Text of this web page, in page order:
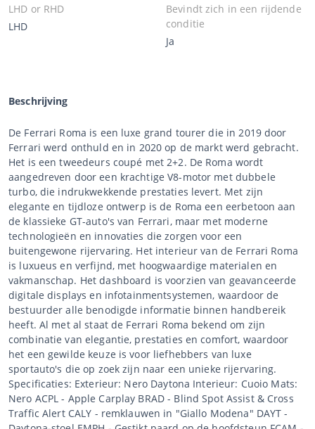
LHD or RHD
LHD
Bevindt zich in een rijdende
conditie
Ja
Beschrijving
De Ferrari Roma is een luxe grand tourer die in 2019 door
Ferrari werd onthuld en in 2020 op de markt werd gebracht.
Het is een tweedeurs coupé met 2+2. De Roma wordt
aangedreven door een krachtige V8-motor met dubbele
turbo, die indrukwekkende prestaties levert. Met zijn
elegante en tijdloze ontwerp is de Roma een eerbetoon aan
de klassieke GT-auto's van Ferrari, maar met moderne
technologieën en innovaties die zorgen voor een
buitengewone rijervaring. Het interieur van de Ferrari Roma
is luxueus en verfijnd, met hoogwaardige materialen en
vakmanschap. Het dashboard is voorzien van geavanceerde
digitale displays en infotainmentsystemen, waardoor de
bestuurder alle benodigde informatie binnen handbereik
heeft. Al met al staat de Ferrari Roma bekend om zijn
combinatie van elegantie, prestaties en comfort, waardoor
het een gewilde keuze is voor liefhebbers van luxe
sportauto's die op zoek zijn naar een unieke rijervaring.
Specificaties: Exterieur: Nero Daytona Interieur: Cuoio Mats:
Nero ACPL - Apple Carplay BRAD - Blind Spot Assist & Cross
Traffic Alert CALY - remklauwen in "Giallo Modena" DAYT -